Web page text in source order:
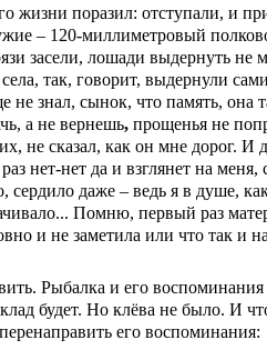
жизни поразил: отступали, и
– 120-миллиметровый
засели, лошади выдернуть не
так, говорит, выдернули сами
не знал, сынок, что память, она
а не вернешь, прощенья не
не сказал, как он мне дорог. И
нет-нет да и взглянет на меня,
сердило даже – ведь я в душе,
Помню, первый раз
и не заметила или что так и
Рыбалка и его
будет. Но клёва не было. И
его воспоминания: